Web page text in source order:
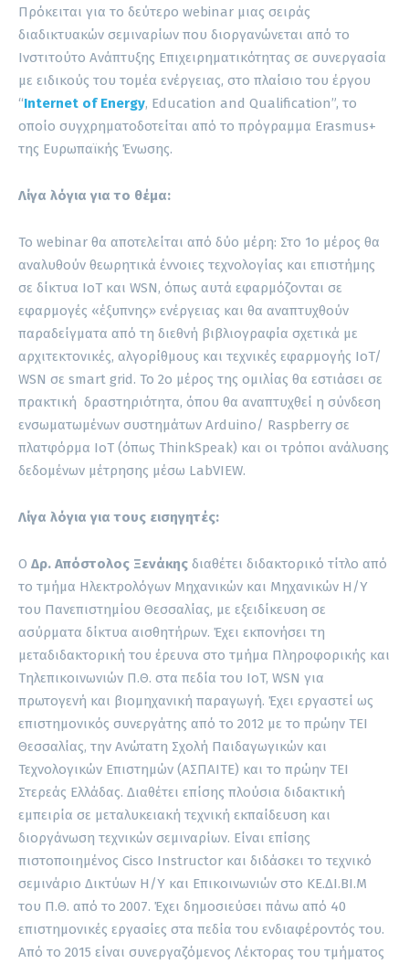
Πρόκειται για το δεύτερο webinar μιας σειράς
διαδικτυακών σεμιναρίων που διοργανώνεται από το
Ινστιτούτο Ανάπτυξης Επιχειρηματικότητας σε συνεργασία
με ειδικούς του τομέα ενέργειας, στο πλαίσιο του έργου
“Internet of Energy, Education and Qualification”, το
οποίο συγχρηματοδοτείται από το πρόγραμμα Erasmus+
της Ευρωπαϊκής Ένωσης.
Λίγα λόγια για το θέμα:
Το webinar θα αποτελείται από δύο μέρη: Στo 1o μέρος θα
αναλυθούν θεωρητικά έννοιες τεχνολογίας και επιστήμης
σε δίκτυα IoT και WSN, όπως αυτά εφαρμόζονται σε
εφαρμογές «έξυπνης» ενέργειας και θα αναπτυχθούν
παραδείγματα από τη διεθνή βιβλιογραφία σχετικά με
αρχιτεκτονικές, αλγορίθμους και τεχνικές εφαρμογής IoT/
WSN σε smart grid. Το 2ο μέρος της ομιλίας θα εστιάσει σε
πρακτική δραστηριότητα, όπου θα αναπτυχθεί η σύνδεση
ενσωματωμένων συστημάτων Arduino/ Raspberry σε
πλατφόρμα IoT (όπως ThinkSpeak) και οι τρόποι ανάλυσης
δεδομένων μέτρησης μέσω LabVIEW.
Λίγα λόγια για τους εισηγητές:
Ο Δρ. Απόστολος Ξενάκης διαθέτει διδακτορικό τίτλο από
το τμήμα Ηλεκτρολόγων Μηχανικών και Μηχανικών Η/Υ
του Πανεπιστημίου Θεσσαλίας, με εξειδίκευση σε
ασύρματα δίκτυα αισθητήρων. Έχει εκπονήσει τη
μεταδιδακτορική του έρευνα στο τμήμα Πληροφορικής και
Τηλεπικοινωνιών Π.Θ. στα πεδία του IoT, WSN για
πρωτογενή και βιομηχανική παραγωγή. Έχει εργαστεί ως
επιστημονικός συνεργάτης από το 2012 με το πρώην ΤΕΙ
Θεσσαλίας, την Ανώτατη Σχολή Παιδαγωγικών και
Τεχνολογικών Επιστημών (ΑΣΠΑΙΤΕ) και το πρώην ΤΕΙ
Στερεάς Ελλάδας. Διαθέτει επίσης πλούσια διδακτική
εμπειρία σε μεταλυκειακή τεχνική εκπαίδευση και
διοργάνωση τεχνικών σεμιναρίων. Είναι επίσης
πιστοποιημένος Cisco Instructor και διδάσκει το τεχνικό
σεμινάριο Δικτύων Η/Υ και Επικοινωνιών στο ΚΕ.ΔΙ.ΒΙ.Μ
του Π.Θ. από το 2007. Έχει δημοσιεύσει πάνω από 40
επιστημονικές εργασίες στα πεδία του ενδιαφέροντός του.
Από το 2015 είναι συνεργαζόμενος Λέκτορας του τμήματος